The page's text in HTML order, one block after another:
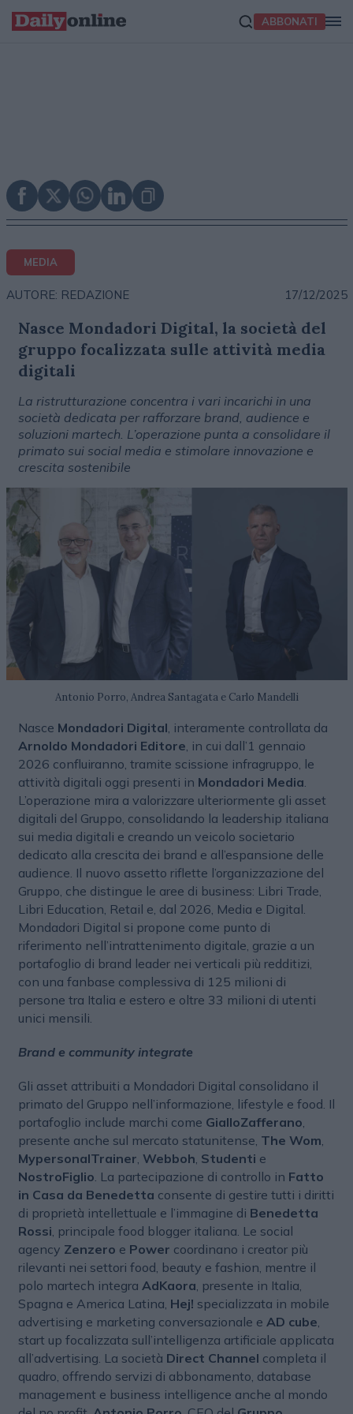
ABBONATI
MEDIA
AUTORE: REDAZIONE 17/12/2025
Nasce Mondadori Digital, la società del
gruppo focalizzata sulle attività media
digitali
La ristrutturazione concentra i vari incarichi in una
società dedicata per rafforzare brand, audience e
soluzioni martech. L’operazione punta a consolidare il
primato sui social media e stimolare innovazione e
crescita sostenibile
Antonio Porro, Andrea Santagata e Carlo Mandelli
Nasce Mondadori Digital , interamente controllata da
Arnoldo Mondadori Editore , in cui dall’1 gennaio
2026 confluiranno, tramite scissione infragruppo, le
attività digitali oggi presenti in Mondadori Media
L’operazione mira a valorizzare ulteriormente gli asset
digitali del Gruppo, consolidando la leadership italiana
sui media digitali e creando un veicolo societario
dedicato alla crescita dei brand e all’espansione delle
audience. Il nuovo assetto riflette l’organizzazione del
Gruppo, che distingue le aree di business: Libri Trade,
Libri Education, Retail e, dal 2026, Media e Digital.
Mondadori Digital si propone come punto di
riferimento nell’intrattenimento digitale, grazie a un
portafoglio di brand leader nei verticali più redditizi,
con una fanbase complessiva di 125 milioni di
persone tra Italia e estero e oltre 33 milioni di utenti
unici mensili.
Brand e community integrate
Gli asset attribuiti a Mondadori Digital consolidano il
primato del Gruppo nell’informazione, lifestyle e food. Il
portafoglio include marchi come GialloZafferano
presente anche sul mercato statunitense, The Wom
MypersonalTrainer Webboh Studenti e
NostroFiglio . La partecipazione di controllo in Fatto
in Casa da Benedetta consente di gestire tutti i diritti
di proprietà intellettuale e l’immagine di Benedetta
Rossi , principale food blogger italiana. Le social
agency Zenzero e Power coordinano i creator più
rilevanti nei settori food, beauty e fashion, mentre il
polo martech integra AdKaora , presente in Italia,
Spagna e America Latina, Hej! specializzata in mobile
advertising e marketing conversazionale e AD cube
start up focalizzata sull’intelligenza artificiale applicata
all’advertising. La società Direct Channel completa il
quadro, offrendo servizi di abbonamento, database
management e business intelligence anche al mondo